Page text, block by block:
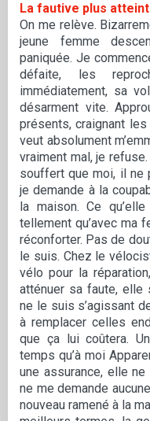
La fautive plus
On me relève.
jeune femme
paniquée. Je
défaite, les
immédiatement, sa
désarment vite.
présents, craignant
veut absolument
vraiment mal, je
souffert que moi, il ne
je demande à la
la maison. Ce
tellement qu’avec ma
réconforter. Pas de
le suis. Chez le
vélo pour la
atténuer sa faute, elle
ne le suis s’agissant
à remplacer celles
que ça lui coûtera.
temps qu’à moi
une assurance, elle
ne me demande
nouveau ramené à la